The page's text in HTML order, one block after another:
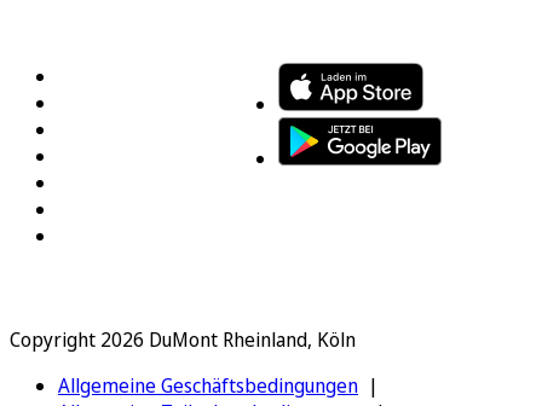
Copyright 2026 DuMont Rheinland, Köln
Allgemeine Geschäftsbedingungen